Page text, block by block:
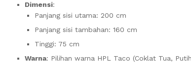
Dimensi:
Panjang sisi utama: 200 cm
Panjang sisi tambahan: 160 cm
Tinggi: 75 cm
Warna: Pilihan warna HPL Taco (Coklat Tua,